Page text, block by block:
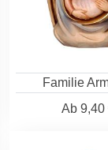
Familie
Ab 9,40